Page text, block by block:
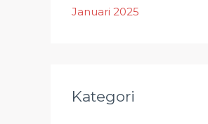
Januari 2025
Kategori